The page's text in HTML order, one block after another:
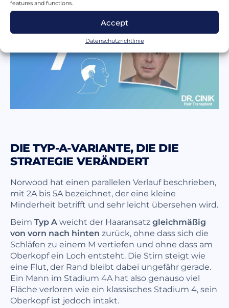
features and functions.
Accept
Datenschutzrichtlinie
DIE TYP-A-VARIANTE, DIE DIE
STRATEGIE VERÄNDERT
Norwood hat einen parallelen Verlauf beschrieben,
mit 2A bis 5A bezeichnet, der eine kleine
Minderheit betrifft und sehr leicht übersehen wird.
Beim Typ Aweicht der Haaransatzgleichmäßig
von vorn nach hinten zurück, ohne dass sich die
Schläfen zu einem M vertiefen und ohne dass am
Oberkopf ein Loch entsteht. Die Stirn steigt wie
eine Flut, der Rand bleibt dabei ungefähr gerade.
Ein Mann im Stadium 4A hat also genauso viel
Fläche verloren wie ein klassisches Stadium 4, sein
Oberkopf ist jedoch intakt.